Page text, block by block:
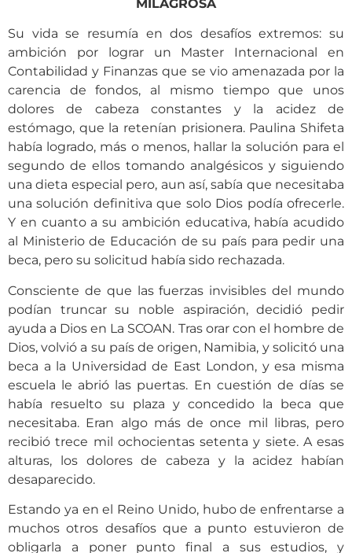
MILAGROSA
Su vida se resumía en dos desafíos extremos: su
ambición por lograr un Master Internacional en
Contabilidad y Finanzas que se vio amenazada por la
carencia de fondos, al mismo tiempo que unos
dolores de cabeza constantes y la acidez de
estómago, que la retenían prisionera. Paulina Shifeta
había logrado, más o menos, hallar la solución para el
segundo de ellos tomando analgésicos y siguiendo
una dieta especial pero, aun así, sabía que necesitaba
una solución definitiva que solo Dios podía ofrecerle.
Y en cuanto a su ambición educativa, había acudido
al Ministerio de Educación de su país para pedir una
beca, pero su solicitud había sido rechazada.
Consciente de que las fuerzas invisibles del mundo
podían truncar su noble aspiración, decidió pedir
ayuda a Dios en La SCOAN. Tras orar con el hombre de
Dios, volvió a su país de origen, Namibia, y solicitó una
beca a la Universidad de East London, y esa misma
escuela le abrió las puertas. En cuestión de días se
había resuelto su plaza y concedido la beca que
necesitaba. Eran algo más de once mil libras, pero
recibió trece mil ochocientas setenta y siete. A esas
alturas, los dolores de cabeza y la acidez habían
desaparecido.
Estando ya en el Reino Unido, hubo de enfrentarse a
muchos otros desafíos que a punto estuvieron de
obligarla a poner punto final a sus estudios, y